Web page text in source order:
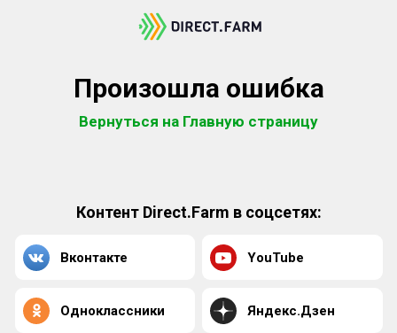
Произошла ошибка
Вернуться на Главную страницу
Контент Direct.Farm в соцсетях:
Вконтакте YouTube
Одноклассники Яндекс.Дзен